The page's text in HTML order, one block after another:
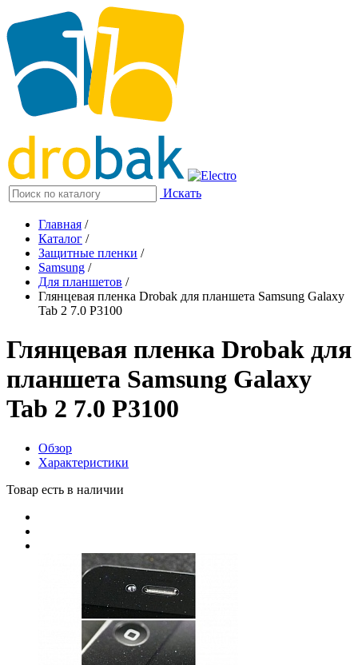
Искать
Главная /
Каталог /
Защитные пленки /
Samsung /
Для планшетов /
Глянцевая пленка Drobak для планшета Samsung Galaxy
Tab 2 7.0 P3100
Глянцевая пленка Drobak для
планшета Samsung Galaxy
Tab 2 7.0 P3100
Обзор
Характеристики
Товар есть в наличии